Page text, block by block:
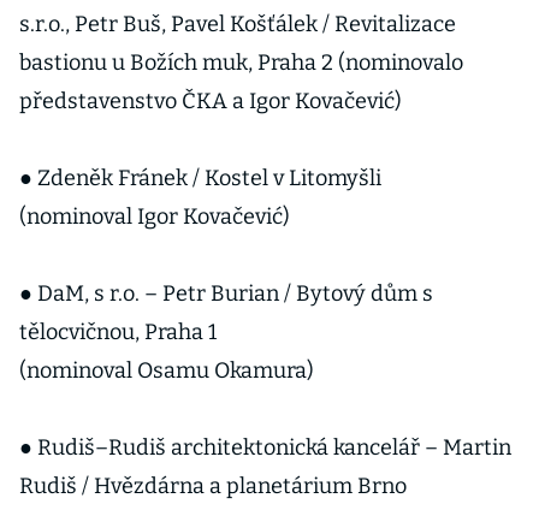
s.r.o., Petr Buš, Pavel Košťálek / Revitalizace
bastionu u Božích muk, Praha 2 (nominovalo
představenstvo ČKA a Igor Kovačević)
● Zdeněk Fránek / Kostel v Litomyšli
(nominoval Igor Kovačević)
● DaM, s r.o. – Petr Burian / Bytový dům s
tělocvičnou, Praha 1
(nominoval Osamu Okamura)
● Rudiš–Rudiš architektonická kancelář – Martin
Rudiš / Hvězdárna a planetárium Brno